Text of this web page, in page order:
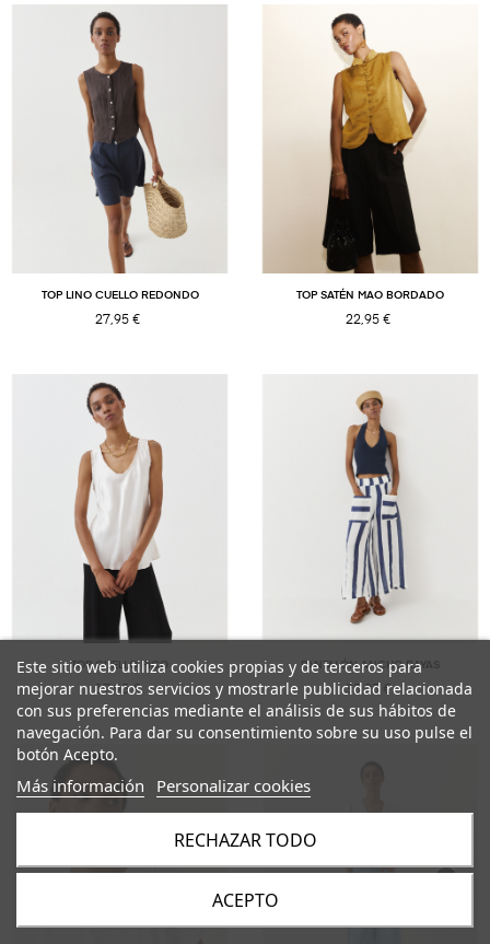
TOP LINO CUELLO REDONDO
27,95 €
TOP SATÉN MAO BORDADO
22,95 €
TOP CUELLO PICO
17,95 €
PANTALÓN ANCHO RAYAS
35,95 €
Este sitio web utiliza cookies propias y de terceros para
mejorar nuestros servicios y mostrarle publicidad relacionada
con sus preferencias mediante el análisis de sus hábitos de
navegación. Para dar su consentimiento sobre su uso pulse el
botón Acepto.
Más información Personalizar cookies
RECHAZAR TODO
ACEPTO